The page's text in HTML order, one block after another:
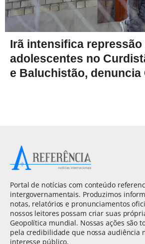
Irã intensifica repressão
adolescentes no
e Baluchistão, denuncia
Portal de notícias com conteúdo
intergovernamentais. Produzimos
notas, relatórios e pronunciamentos
nossos leitores possam criar suas
Geopolítica mundial. Nossas ações são
pela credibilidade que nossa audiência
interesse público.